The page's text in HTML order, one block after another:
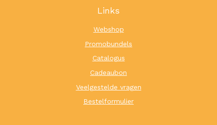
Links
Webshop
Promobundels
Catalogus
Cadeaubon
Veelgestelde vragen
Bestelformulier